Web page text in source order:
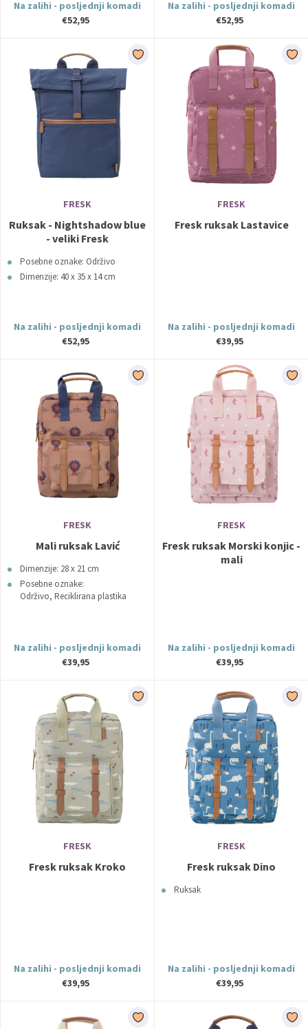
Na zalihi - posljednji komadi
€52,95
Na zalihi - posljednji komadi
€52,95
FRESK
Ruksak - Nightshadow blue
- veliki Fresk
Posebne oznake: Održivo
Dimenzije: 40 x 35 x 14 cm
Na zalihi - posljednji komadi
€52,95
FRESK
Fresk ruksak Lastavice
Na zalihi - posljednji komadi
€39,95
FRESK
Mali ruksak Lavić
Dimenzije: 28 x 21 cm
Posebne oznake:
Održivo, Reciklirana plastika
Na zalihi - posljednji komadi
€39,95
FRESK
Fresk ruksak Morski konjic -
mali
Na zalihi - posljednji komadi
€39,95
FRESK
Fresk ruksak Kroko
Na zalihi - posljednji komadi
€39,95
FRESK
Fresk ruksak Dino
Ruksak
Na zalihi - posljednji komadi
€39,95